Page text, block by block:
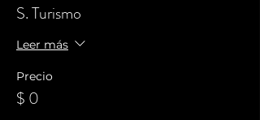
S. Turismo
Leer más
Precio
$ 0